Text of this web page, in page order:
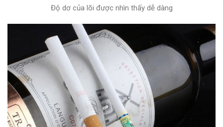
Độ dơ của lõi được nhìn thấy dễ dàng